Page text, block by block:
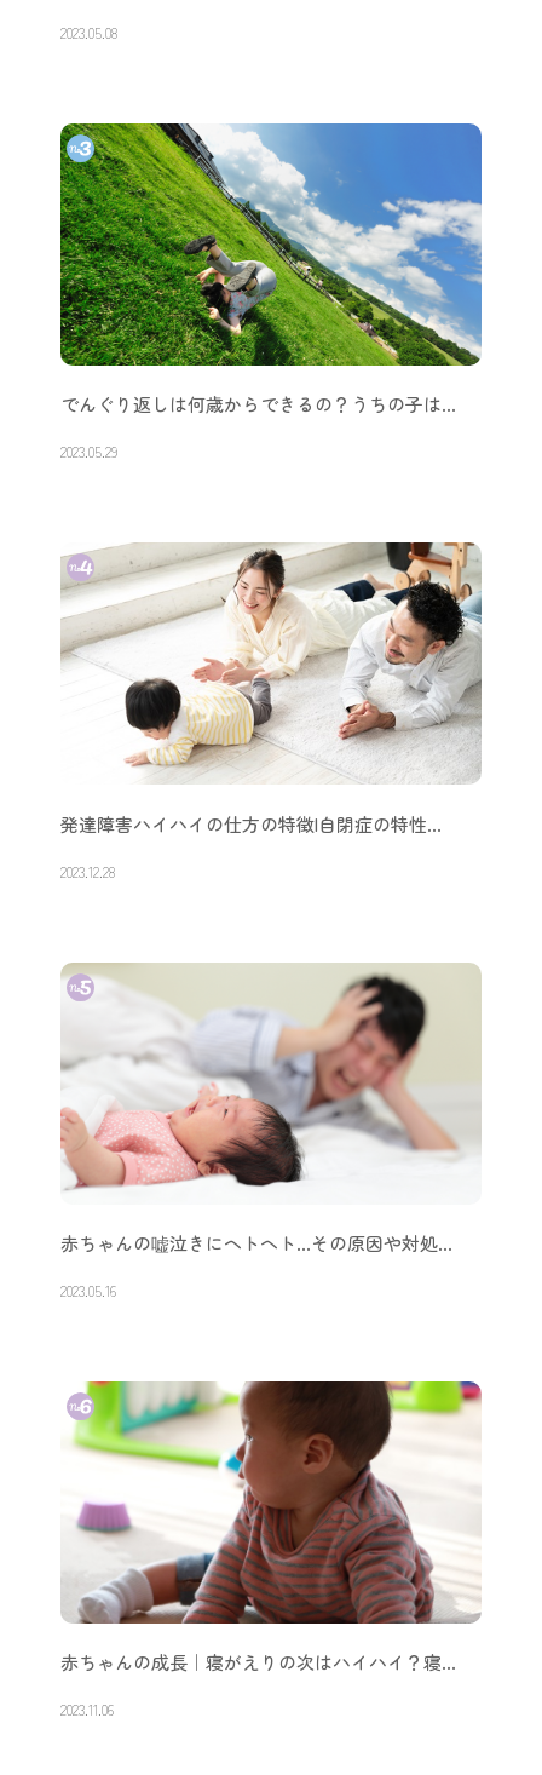
2023.05.08
でんぐり返しは何歳からできるの？うちの子は…
2023.05.29
発達障害ハイハイの仕方の特徴|自閉症の特性…
2023.12.28
赤ちゃんの嘘泣きにヘトヘト…その原因や対処…
2023.05.16
赤ちゃんの成長｜寝がえりの次はハイハイ？寝…
2023.11.06